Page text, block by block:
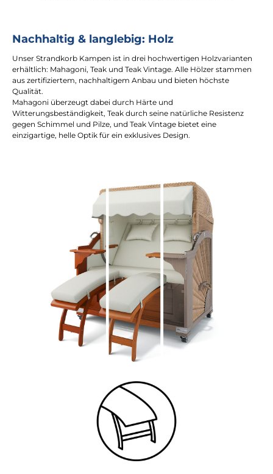
Nachhaltig & langlebig: Holz
Unser Strandkorb Kampen ist in drei hochwertigen Holzvarianten
erhältlich: Mahagoni, Teak und Teak Vintage. Alle Hölzer stammen
aus zertifiziertem, nachhaltigem Anbau und bieten höchste
Qualität.
Mahagoni überzeugt dabei durch Härte und
Witterungsbeständigkeit, Teak durch seine natürliche Resistenz
gegen Schimmel und Pilze, und Teak Vintage bietet eine
einzigartige, helle Optik für ein exklusives Design.